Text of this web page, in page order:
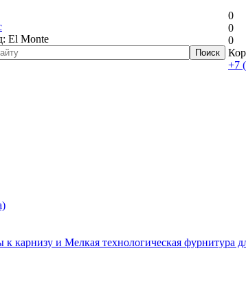
El Monte
0
0
0
+7
карнизу и Мелкая технологическая фурнитура